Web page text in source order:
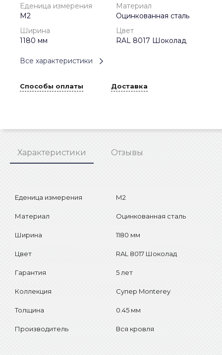
Еденица измерения
М2
Материал
Оцинкованная сталь
Ширина
1180 мм
Цвет
RAL 8017 Шоколад
Все характеристики
Способы оплаты Доставка
Характеристики Отзывы
Еденица измерения М2
Материал Оцинкованная сталь
Ширина 1180 мм
Цвет RAL 8017 Шоколад
Гарантия 5 лет
Коллекция Супер Monterey
Толщина 0.45 мм
Производитель Вся кровля